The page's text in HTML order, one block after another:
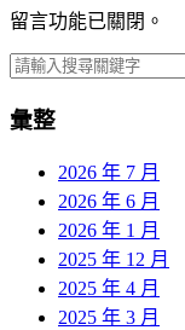
留言功能已關閉。
彙整
2026 年 7 月
2026 年 6 月
2026 年 1 月
2025 年 12 月
2025 年 4 月
2025 年 3 月